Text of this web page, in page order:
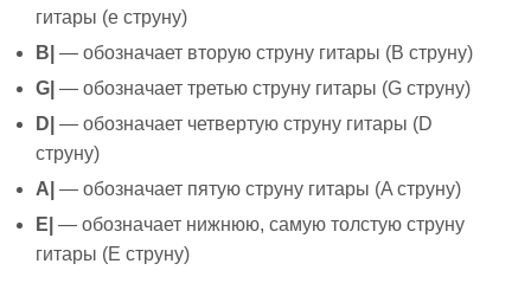
гитары (e струну)
B| — обозначает вторую струну гитары (B струну)
G| — обозначает третью струну гитары (G струну)
D| — обозначает четвертую струну гитары (D
струну)
A| — обозначает пятую струну гитары (A струну)
E| — обозначает нижнюю, самую толстую струну
гитары (E струну)